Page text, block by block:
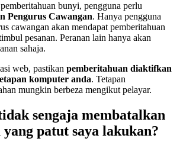
bunyi, pengguna perlu
Pengurus Cawangan. Hanya pengguna
cawangan akan mendapat pemberitahuan
pesanan. Peranan lain hanya akan
sahaja.
web, pastikan pemberitahuan diaktifkan
komputer anda. Tetapan
mungkin berbeza mengikut pelayar.
sengaja membatalkan
yang patut saya lakukan?